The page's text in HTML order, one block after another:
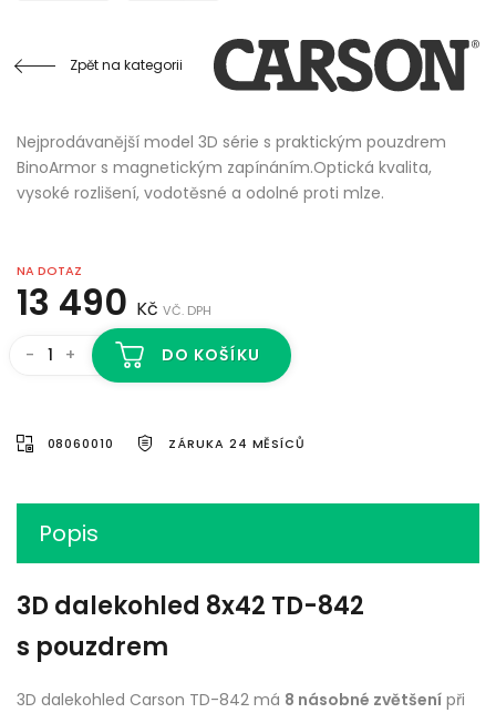
Zpět na kategorii
Nejprodávanější model 3D série s praktickým pouzdrem
BinoArmor s magnetickým zapínáním.Optická kvalita,
vysoké rozlišení, vodotěsné a odolné proti mlze.
NA DOTAZ
13 490 Kč VČ. DPH
- + DO KOŠÍKU
08060010 ZÁRUKA 24 MĚSÍCŮ
Popis
3D dalekohled 8x42 TD-842
s pouzdrem
3D dalekohled Carson TD-842 má 8 násobné zvětšení při